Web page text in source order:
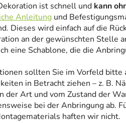
ist schnell und kann
Anleitung und
Dieses wird einfach auf die
an der gewünschten Stelle
eine Schablone, die die
sollten Sie im Vorfeld bitte
in Betracht ziehen – z. B.
der Art und vom Zustand der
bei der Anbringung ab.
haften wir nicht.